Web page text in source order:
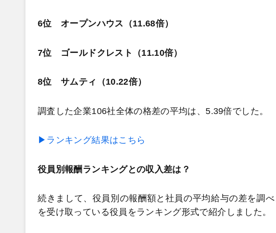
6位 オープンハウス（11.68倍）
7位 ゴールドクレスト（11.10倍）
8位 サムティ（10.22倍）
調査した企業106社全体の格差の平均は、5.39倍でした。
▶ランキング結果はこちら
役員別報酬ランキングとの収入差は？
続きまして、役員別の報酬額と社員の平均給与の差を調
を受け取っている役員をランキング形式で紹介しました。